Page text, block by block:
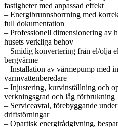
fastigheter med anpassad effekt
– Energibrunnsborrning med
full dokumentation
– Professionell dimensionering av
husets verkliga behov
– Smidig konvertering från el/olja
bergvärme
– Installation av värmepump med
varmvattenberedare
– Injustering, kurvinställning och
verkningsgrad och låg förbrukning
– Serviceavtal, förebyggande
driftstörningar
– Opartisk energirådgivning,